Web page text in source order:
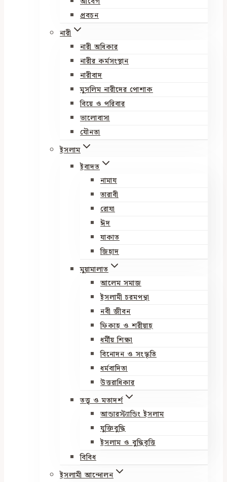
প্রবচন
নারী
নারী অধিকার
নারীর কর্মসংস্থান
নারীবাদ
মুসলিম নারীদের পোশাক
বিয়ে ও পরিবার
ভালোবাসা
যৌনতা
ইসলাম
ইবাদত
নামায
তারাবী
রোযা
ঈদ
যাকাত
জিহাদ
মুয়ামালাত
আলেম সমাজ
ইসলামী চরমপন্থা
নবী জীবন
ফিকাহ ও শরীয়াহ
ধর্মীয় শিক্ষা
বিনোদন ও সংস্কৃতি
ধর্মবাদিতা
উত্তরাধিকার
তত্ত্ব ও মতাদর্শ
আন্ডারস্ট্যান্ডিং ইসলাম
যুক্তিবুদ্ধি
ইসলাম ও বুদ্ধিবৃত্তি
বিবিধ
ইসলামী আন্দোলন